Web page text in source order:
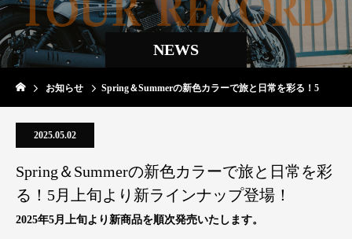
NEWS
お知らせ Spring＆Summerの新色カラーで旅と日常を彩る！5月上旬より新ラインナップ登場！
2025.05.02
Spring＆Summerの新色カラーで旅と日常を彩
る！5月上旬より新ラインナップ登場！
2025年5月上旬より新商品を順次発売いたします。